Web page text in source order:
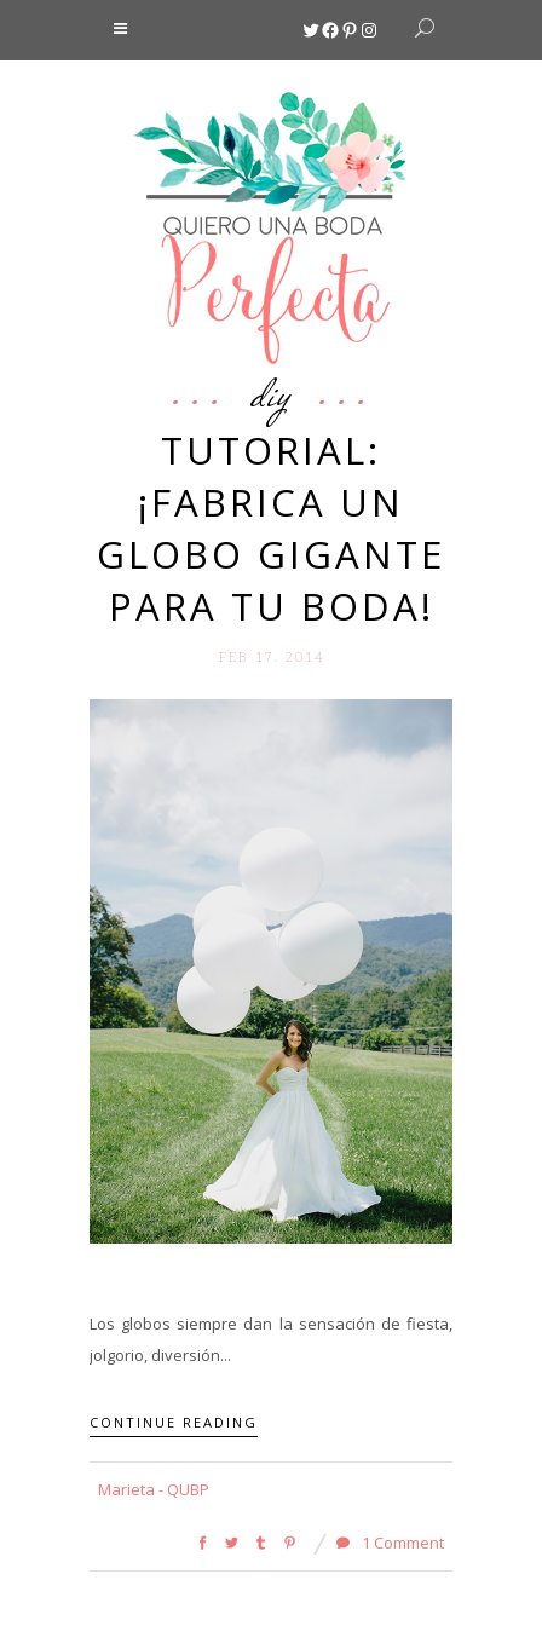
Twitter
Facebook
Pinterest
Instagram
diy
TUTORIAL:
¡FABRICA UN
GLOBO GIGANTE
PARA TU BODA!
FEB 17. 2014
Los globos siempre dan la sensación de fiesta,
jolgorio, diversión...
CONTINUE READING
Marieta - QUBP
1 Comment